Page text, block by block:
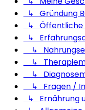
↳ Gründung
↳ Öffentliche
↳
↳
↳
↳
↳ Fragen /
↳ Ernährung